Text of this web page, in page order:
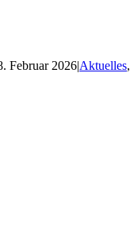
Februar 2026|Aktuelles,